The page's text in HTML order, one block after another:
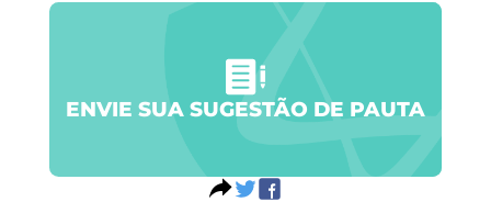
ENVIE SUA SUGESTÃO DE PAUTA